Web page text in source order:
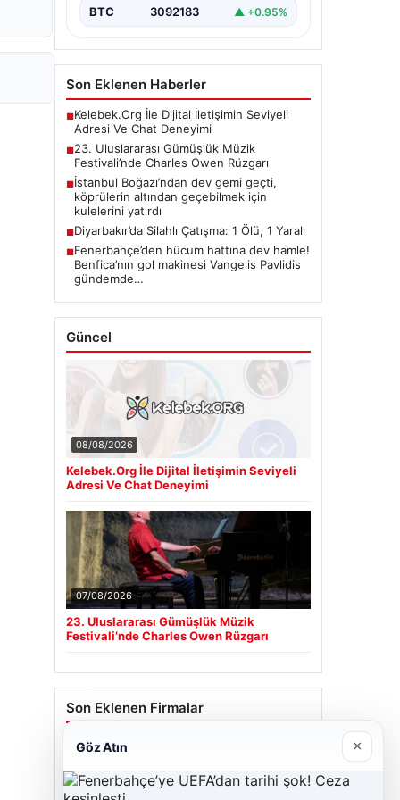
BTC 3092183 ▲ +0.95%
Son Eklenen Haberler
■Kelebek.Org İle Dijital İletişimin Seviyeli
Adresi Ve Chat Deneyimi
■23. Uluslararası Gümüşlük Müzik
Festivali’nde Charles Owen Rüzgarı
■İstanbul Boğazı’ndan dev gemi geçti,
köprülerin altından geçebilmek için
kulelerini yatırdı
■Diyarbakır’da Silahlı Çatışma: 1 Ölü, 1 Yaralı
■Fenerbahçe’den hücum hattına dev hamle!
Benfica’nın gol makinesi Vangelis Pavlidis
gündemde…
Güncel
08/08/2026
Kelebek.Org İle Dijital İletişimin Seviyeli
Adresi Ve Chat Deneyimi
07/08/2026
23. Uluslararası Gümüşlük Müzik
Festivali’nde Charles Owen Rüzgarı
Son Eklenen Firmalar
Cengiz Sigorta
23/06/2026
Göz Atın ×